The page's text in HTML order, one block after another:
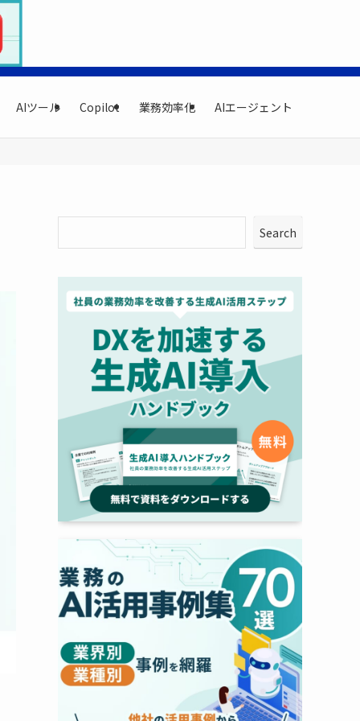
AIツール Copilot 業務効率化 AIエージェント
Search